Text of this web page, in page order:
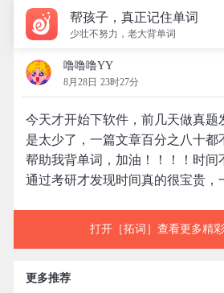
帮孩子，真正记住单词
少壮不努力，老大背单词
噜噜噜YY
8月28日 23时27分
今天才开始下软件，前几天做真题
是太少了，一篇文章百分之八十都
帮助我背单词，加油！！！！时间
通过考研才发现时间真的很宝贵，
打开［拓词］查看更多精
更多推荐